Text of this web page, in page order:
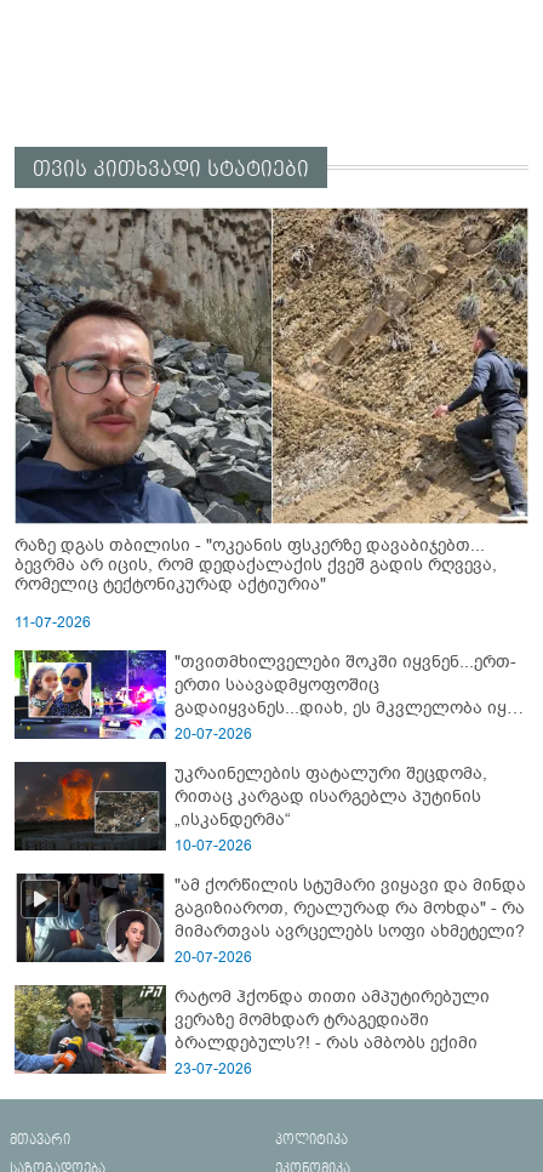
თვის კითხვადი სტატიები
რაზე დგას თბილისი - "ოკეანის ფსკერზე დავაბიჯებთ...
ბევრმა არ იცის, რომ დედაქალაქის ქვეშ გადის რღვევა,
რომელიც ტექტონიკურად აქტიურია"
11-07-2026
"თვითმხილველები შოკში იყვნენ...ერთ-
ერთი საავადმყოფოშიც
გადაიყვანეს...დიახ, ეს მკვლელობა იყო"
- გორში დატრიალებული ტრაგედიის
20-07-2026
უკრაინელების ფატალური შეცდომა,
რითაც კარგად ისარგებლა პუტინის
„ისკანდერმა“
10-07-2026
"ამ ქორწილის სტუმარი ვიყავი და მინდა
გაგიზიაროთ, რეალურად რა მოხდა" - რა
მიმართვას ავრცელებს სოფი ახმეტელი?
20-07-2026
რატომ ჰქონდა თითი ამპუტირებული
ვერაზე მომხდარ ტრაგედიაში
ბრალდებულს?! - რას ამბობს ექიმი
23-07-2026
მთავარი
პოლიტიკა